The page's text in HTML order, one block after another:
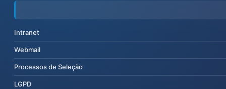
Intranet
Webmail
Processos de Seleção
LGPD